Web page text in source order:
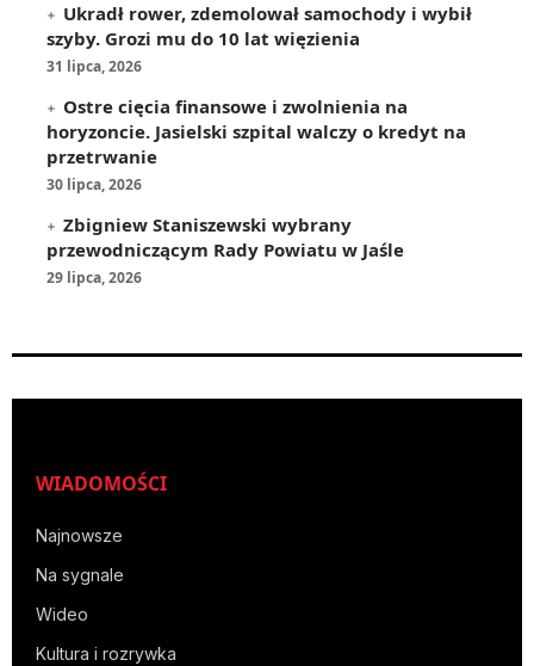
Ukradł rower, zdemolował samochody i wybił
szyby. Grozi mu do 10 lat więzienia
31 lipca, 2026
Ostre cięcia finansowe i zwolnienia na
horyzoncie. Jasielski szpital walczy o kredyt na
przetrwanie
30 lipca, 2026
Zbigniew Staniszewski wybrany
przewodniczącym Rady Powiatu w Jaśle
29 lipca, 2026
WIADOMOŚCI
Najnowsze
Na sygnale
Wideo
Kultura i rozrywka